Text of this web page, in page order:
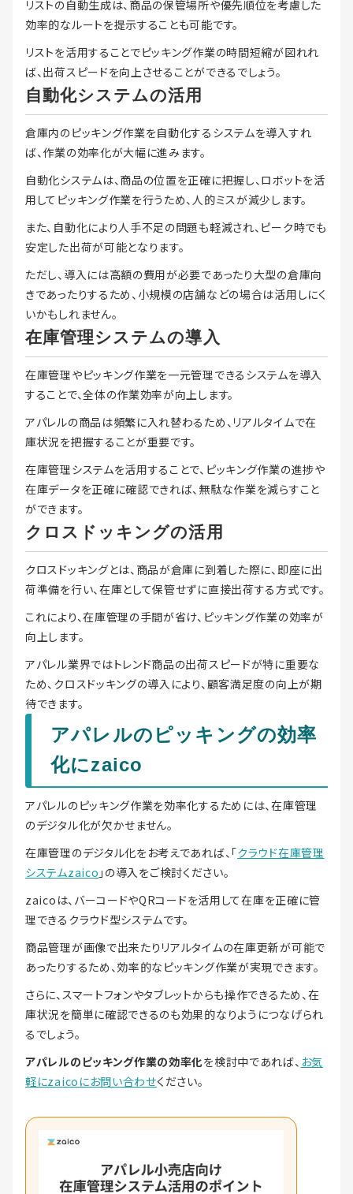
リストの自動生成は、商品の保管場所や優先順位を考慮した
効率的なルートを提示することも可能です。
リストを活用することでピッキング作業の時間短縮が図れれ
ば、出荷スピードを向上させることができるでしょう。
自動化システムの活用
倉庫内のピッキング作業を自動化するシステムを導入すれ
ば、作業の効率化が大幅に進みます。
自動化システムは、商品の位置を正確に把握し、ロボットを活
用してピッキング作業を行うため、人的ミスが減少します。
また、自動化により人手不足の問題も軽減され、ピーク時でも
安定した出荷が可能となります。
ただし、導入には高額の費用が必要であったり大型の倉庫向
きであったりするため、小規模の店舗などの場合は活用しにく
いかもしれません。
在庫管理システムの導入
在庫管理やピッキング作業を一元管理できるシステムを導入
することで、全体の作業効率が向上します。
アパレルの商品は頻繁に入れ替わるため、リアルタイムで在
庫状況を把握することが重要です。
在庫管理システムを活用することで、ピッキング作業の進捗や
在庫データを正確に確認できれば、無駄な作業を減らすこと
ができます。
クロスドッキングの活用
クロスドッキングとは、商品が倉庫に到着した際に、即座に出
荷準備を行い、在庫として保管せずに直接出荷する方式です。
これにより、在庫管理の手間が省け、ピッキング作業の効率が
向上します。
アパレル業界ではトレンド商品の出荷スピードが特に重要な
ため、クロスドッキングの導入により、顧客満足度の向上が期
待できます。
アパレルのピッキングの効率
化にzaico
アパレルのピッキング作業を効率化するためには、在庫管理
のデジタル化が欠かせません。
在庫管理のデジタル化をお考えであれば、「クラウド在庫管理
システムzaico 」の導入をご検討ください。
zaicoは、バーコードやQRコードを活用して在庫を正確に管
理できるクラウド型システムです。
商品管理が画像で出来たりリアルタイムの在庫更新が可能で
あったりするため、効率的なピッキング作業が実現できます。
さらに、スマートフォンやタブレットからも操作できるため、在
庫状況を簡単に確認できるのも効果的なりようにつなげられ
るでしょう。
アパレルのピッキング作業の効率化を検討中であれば、 お気
軽にzaicoにお問い合わせください。